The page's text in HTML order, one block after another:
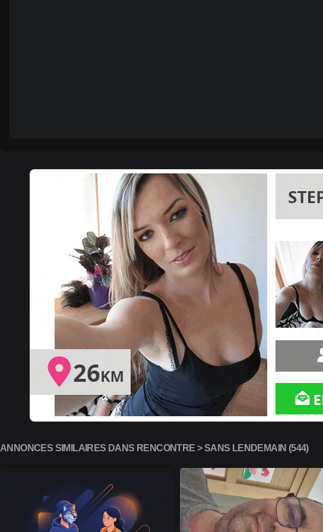
ANNONCES SIMILAIRES DANS RENCONTRE > SANS LENDEMAIN (544)